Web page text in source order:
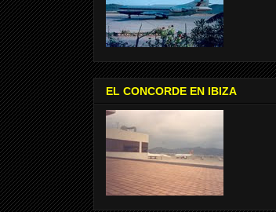
EL CONCORDE EN IBIZA